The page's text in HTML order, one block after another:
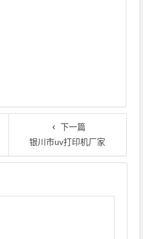
下一篇
银川市uv打印机厂家